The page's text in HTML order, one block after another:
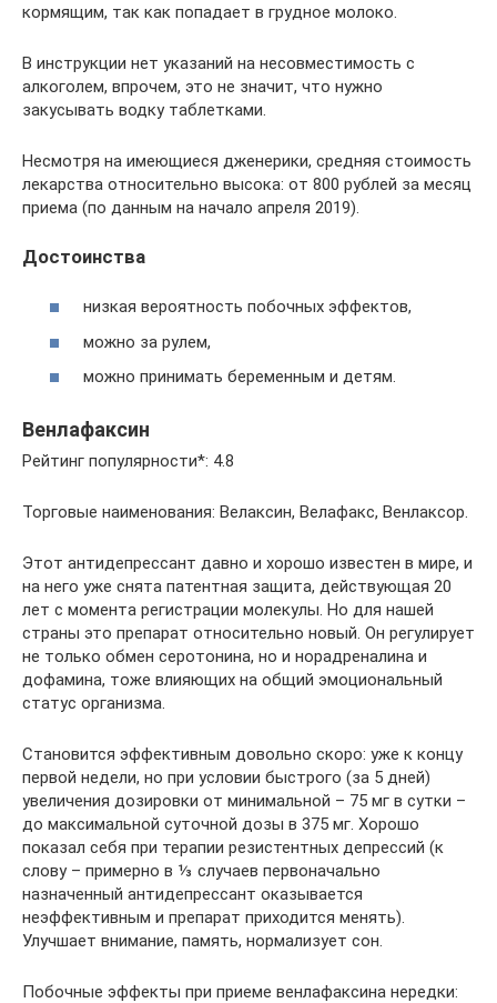
кормящим, так как попадает в грудное молоко.
В инструкции нет указаний на несовместимость с
алкоголем, впрочем, это не значит, что нужно
закусывать водку таблетками.
Несмотря на имеющиеся дженерики, средняя стоимость
лекарства относительно высока: от 800 рублей за месяц
приема (по данным на начало апреля 2019).
Достоинства
низкая вероятность побочных эффектов,
можно за рулем,
можно принимать беременным и детям.
Венлафаксин
Рейтинг популярности*: 4.8
Торговые наименования: Велаксин, Велафакс, Венлаксор.
Этот антидепрессант давно и хорошо известен в мире, и
на него уже снята патентная защита, действующая 20
лет с момента регистрации молекулы. Но для нашей
страны это препарат относительно новый. Он регулирует
не только обмен серотонина, но и норадреналина и
дофамина, тоже влияющих на общий эмоциональный
статус организма.
Становится эффективным довольно скоро: уже к концу
первой недели, но при условии быстрого (за 5 дней)
увеличения дозировки от минимальной – 75 мг в сутки –
до максимальной суточной дозы в 375 мг. Хорошо
показал себя при терапии резистентных депрессий (к
слову – примерно в ⅓ случаев первоначально
назначенный антидепрессант оказывается
неэффективным и препарат приходится менять).
Улучшает внимание, память, нормализует сон.
Побочные эффекты при приеме венлафаксина нередки: